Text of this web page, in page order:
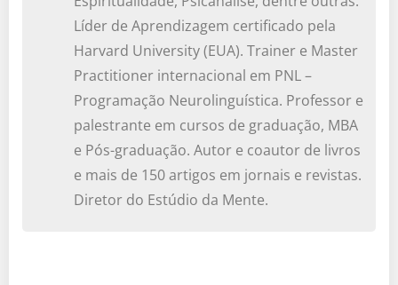
Líder de Aprendizagem certificado pela
Harvard University (EUA). Trainer e Master
Practitioner internacional em PNL –
Programação Neurolinguística. Professor e
palestrante em cursos de graduação, MBA
e Pós-graduação. Autor e coautor de livros
e mais de 150 artigos em jornais e revistas.
Diretor do Estúdio da Mente.